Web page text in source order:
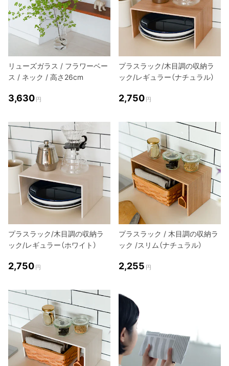
リューズガラス / フラワーベー
ス / ネック / 高さ26cm
3,630 円
プラスラック/木目調の収納ラ
ック/レギュラー（ナチュラル）
2,750 円
プラスラック/木目調の収納ラ
ック/レギュラー（ホワイト）
2,750 円
プラスラック / 木目調の収納ラ
ック /スリム（ナチュラル）
2,255 円